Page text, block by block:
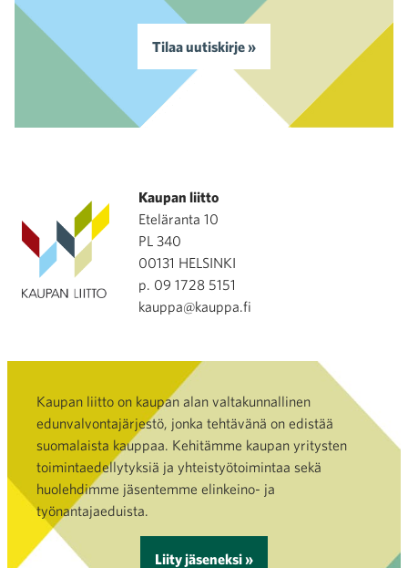
Tilaa uutiskirje »
Kaupan liitto
Eteläranta 10
PL 340
00131 HELSINKI
p. 09 1728 5151
kauppa@kauppa.fi
Kaupan liitto on kaupan alan valtakunnallinen
edunvalvontajärjestö, jonka tehtävänä on edistää
suomalaista kauppaa. Kehitämme kaupan yritysten
toimintaedellytyksiä ja yhteistyötoimintaa sekä
huolehdimme jäsentemme elinkeino- ja
työnantajaeduista.
Liity jäseneksi »